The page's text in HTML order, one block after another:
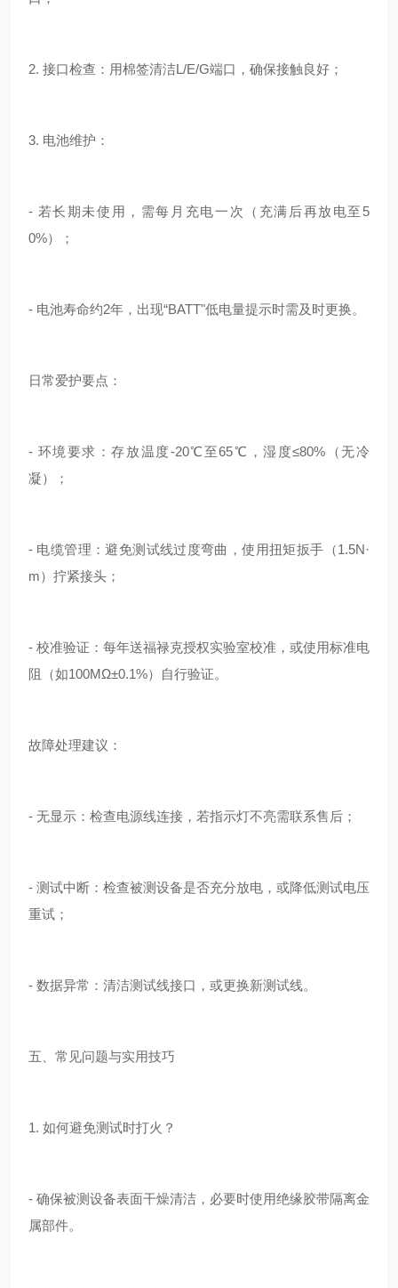
2. 接口检查：用棉签清洁L/E/G端口，确保接触良好；
3. 电池维护：
- 若长期未使用，需每月充电一次（充满后再放电至5
0%）；
- 电池寿命约2年，出现“BATT"低电量提示时需及时更换。
日常爱护要点：
- 环境要求：存放温度-20℃至65℃，湿度≤80%（无冷
凝）；
- 电缆管理：避免测试线过度弯曲，使用扭矩扳手（1.5N·
m）拧紧接头；
- 校准验证：每年送福禄克授权实验室校准，或使用标准电
阻（如100MΩ±0.1%）自行验证。
故障处理建议：
- 无显示：检查电源线连接，若指示灯不亮需联系售后；
- 测试中断：检查被测设备是否充分放电，或降低测试电压
重试；
- 数据异常：清洁测试线接口，或更换新测试线。
五、常见问题与实用技巧
1. 如何避免测试时打火？
- 确保被测设备表面干燥清洁，必要时使用绝缘胶带隔离金
属部件。